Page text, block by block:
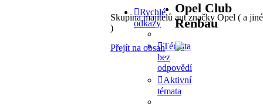
Skupina majitelů aut značky Opel ( a jiné
)
Přejít na obsah
Rychlé
odkazy
Témata
bez
odpovědí
Aktivní
témata
Opel Club
Renbau